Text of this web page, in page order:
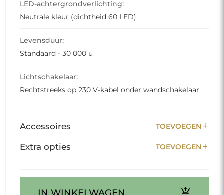
LED-achtergrondverlichting:
Neutrale kleur (dichtheid 60 LED)
Levensduur:
Standaard - 30 000 u
Lichtschakelaar:
Rechtstreeks op 230 V-kabel onder wandschakelaar
Accessoires TOEVOEGEN add
Extra opties TOEVOEGEN add
IN WINKELWAGEN